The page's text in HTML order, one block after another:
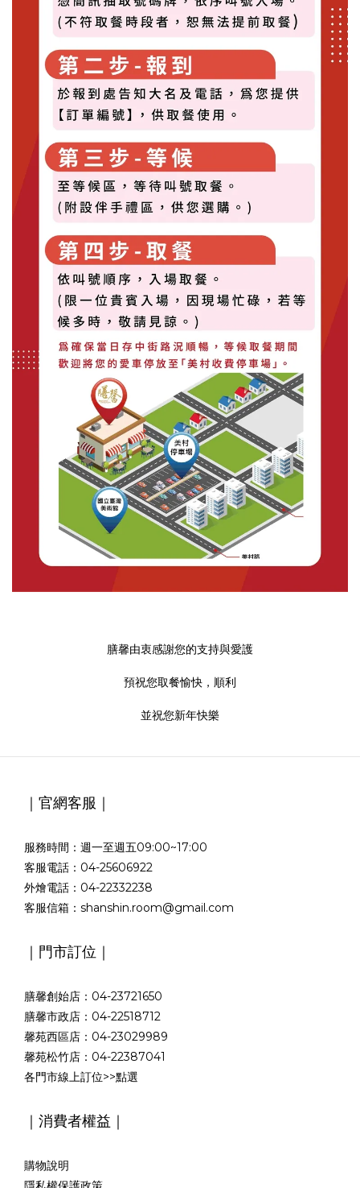
膳馨由衷感謝您的支持與愛護
預祝您取餐愉快，順利
並祝您新年快樂
｜官網客服｜
服務時間：週一至週五09:00~17:00
客服電話：04-25606922
外燴電話：04-22332238
客服信箱：shanshin.room@gmail.com
｜門市訂位｜
膳馨創始店：04-23721650
膳馨市政店：04-22518712
馨苑西區店：04-23029989
馨苑松竹店：04-22387041
各門市線上訂位>>點選
｜消費者權益｜
購物說明